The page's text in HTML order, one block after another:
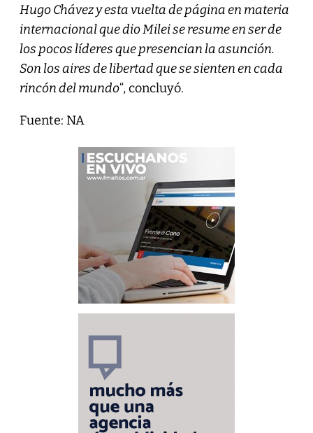
Hugo Chávez y esta vuelta de página en materia
internacional que dio Milei se resume en ser de
los pocos líderes que presencian la asunción.
Son los aires de libertad que se sienten en cada
rincón del mundo“, concluyó.
Fuente: NA